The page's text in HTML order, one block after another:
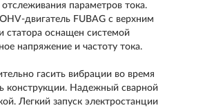
параметров тока.
двигатель FUBAG с верхним
статора оснащен системой
напряжение и частоту тока.
гасить вибрации во время
конструкции. Надежный сварной
Легкий запуск электростанции